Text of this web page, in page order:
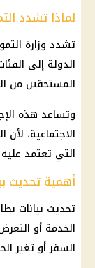
لماذا تشدد
تشدد وزارة
الدولة إلى
المستحقين من
وتساعد هذه
الاجتماعية،
التي تعتمد
أهمية تحديث
تحديث بيانات
الخدمة أو
السفر أو تغير